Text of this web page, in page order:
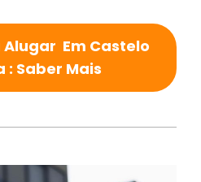
Em Castelo
: Saber Mais